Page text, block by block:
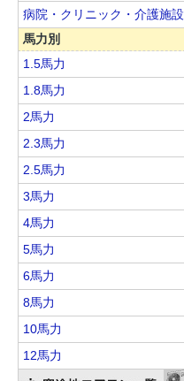
病院・クリニック・介護施設
馬力別
1.5馬力
1.8馬力
2馬力
2.3馬力
2.5馬力
3馬力
4馬力
5馬力
6馬力
8馬力
10馬力
12馬力